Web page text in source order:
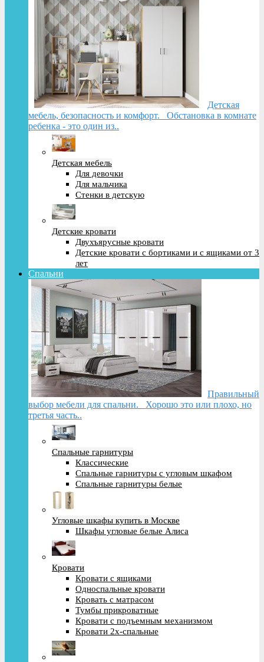
Детская
мебель, безопасность и комфорт. Обстановка в комнате
ребенка - это один из..
Детская мебель
Для девочки
Для мальчика
Стенки в детскую
Детские кровати
Двухъярусные кровати
Детские кровати с бортиками и с ящиками от 3
лет
Спальни
Правильный
выбор мебели для спальни. Хорошо это или плохо, но
третья часть..
Спальные гарнитуры
Классические
Спальные гарнитуры с угловым шкафом
Спальные гарнитуры белые
Угловые шкафы купить в Москве
Шкафы угловые белые Алиса
Кровати
Кровати с ящиками
Односпальные кровати
Кровать с матрасом
Тумбы прикроватные
Кровати с подъемным механизмом
Кровати 2х-спальные